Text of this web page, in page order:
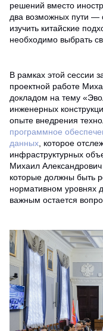
решений вместо
два возможных пути —
изучить китайские
необходимо выбрать
В рамках этой сессии
проектной работе
докладом на тему
инженерных
опыте внедрения
программное
данных, которое
инфраструктурных
Михаил
которые должны быть
нормативном уровнях
важным остается